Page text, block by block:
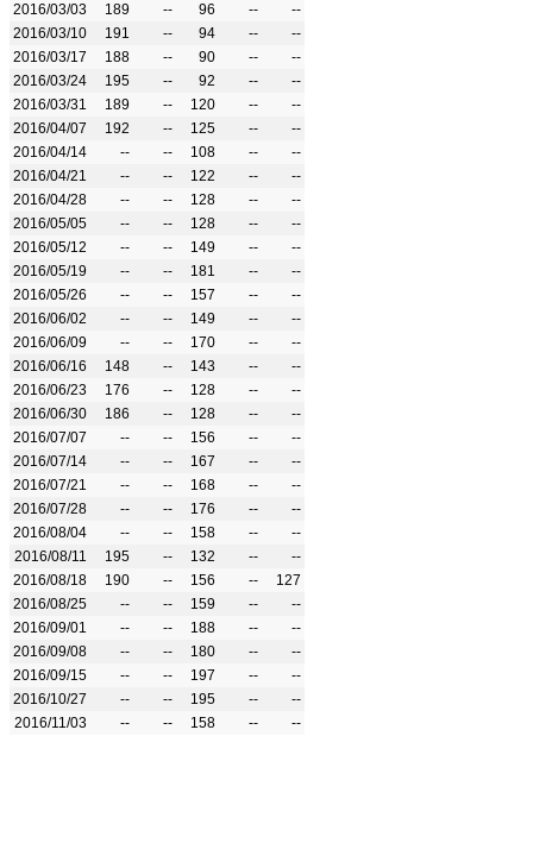
2016/03/03
189 -- 96 --
--
2016/03/10
191 -- 94 --
--
2016/03/17
188 -- 90 --
--
2016/03/24
195 -- 92 --
--
2016/03/31
189 -- 120 --
--
2016/04/07
192 -- 125 --
--
2016/04/14
-- -- 108 --
--
2016/04/21
-- -- 122 --
--
2016/04/28
-- -- 128 --
--
2016/05/05
-- -- 128 --
--
2016/05/12
-- -- 149 --
--
2016/05/19
-- -- 181 --
--
2016/05/26
-- -- 157 --
--
2016/06/02
-- -- 149 --
--
2016/06/09
-- -- 170 --
--
2016/06/16
148 -- 143 --
--
2016/06/23
176 -- 128 --
--
2016/06/30
186 -- 128 --
--
2016/07/07
-- -- 156 --
--
2016/07/14
-- -- 167 --
--
2016/07/21
-- -- 168 --
--
2016/07/28
-- -- 176 --
--
2016/08/04
-- -- 158 --
--
2016/08/11
195 -- 132 --
--
2016/08/18
190 -- 156 --
127
2016/08/25
-- -- 159 --
--
2016/09/01
-- -- 188 --
--
2016/09/08
-- -- 180 --
--
2016/09/15
-- -- 197 --
--
2016/10/27
-- -- 195 --
--
2016/11/03
-- -- 158 -- --